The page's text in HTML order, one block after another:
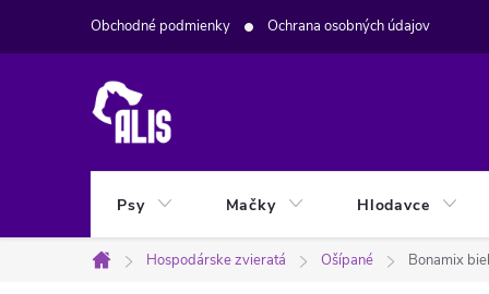
Obchodné podmienky Ochrana osobných údajov
Psy Mačky Hlodavce
Domov
Hospodárske zvieratá Ošípané Bonamix